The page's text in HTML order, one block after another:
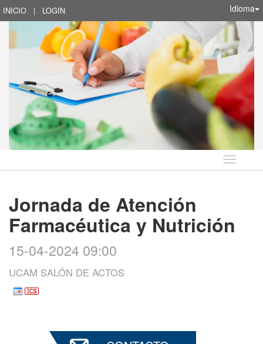
INICIO | LOGIN Idioma
Idioma
Jornada de Atención
Farmacéutica y Nutrición
15-04-2024 09:00
UCAM SALÓN DE ACTOS